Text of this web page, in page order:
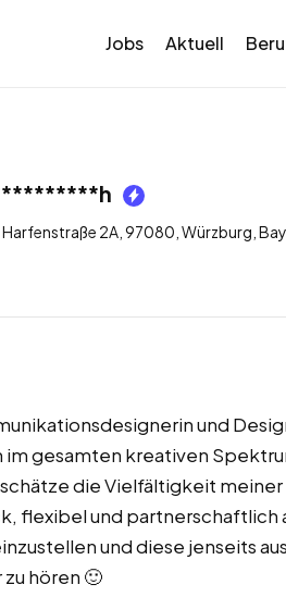
Jobs Aktuell
Harfenstraße 2A, 97080, Würzburg,
und
gesamten kreativen
die Vielfältigkeit
flexibel und partnerschaftlich
und diese jenseits
hören 🙂